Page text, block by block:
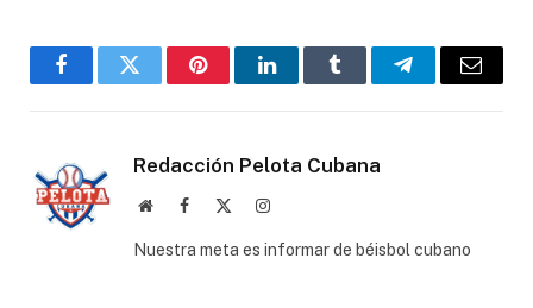
FacebookTwitter PinterestLinkedInTumblr TelegramEmail
Redacción Pelota Cubana
WebsiteFacebook Instagram
Nuestra meta es informar de béisbol cubano